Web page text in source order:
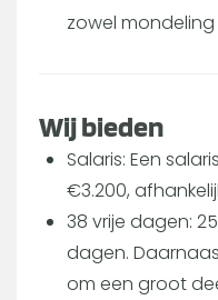
zowel mondeling
Wij bieden
Salaris: Een
€3.200,
38 vrije dagen:
dagen.
om een groot